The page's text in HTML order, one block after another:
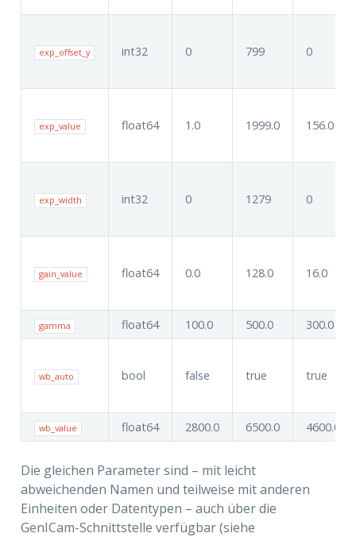
exp_offset_y int32 0 799 0
exp_value float64 1.0 1999.0 156.0
exp_width int32 0 1279 0
gain_value float64 0.0 128.0 16.0
gamma float64 100.0 500.0 300.0
wb_auto bool false true true
wb_value float64 2800.0 6500.0 4600.0
Die gleichen Parameter sind – mit leicht
abweichenden Namen und teilweise mit anderen
Einheiten oder Datentypen – auch über die
GenICam-Schnittstelle verfügbar (siehe